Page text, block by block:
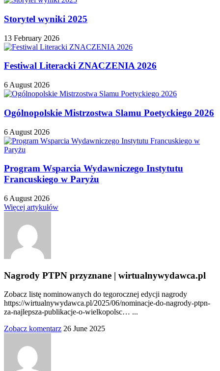
Storytel wyniki 2025
13 February 2026
Festiwal Literacki ZNACZENIA 2026
6 August 2026
Ogólnopolskie Mistrzostwa Slamu Poetyckiego 2026
6 August 2026
Program Wsparcia Wydawniczego Instytutu
Francuskiego w Paryżu
6 August 2026
Więcej artykułów
Nagrody PTPN przyznane | wirtualnywydawca.pl
Zobacz listę nominowanych do tegorocznej edycji nagrody
https://wirtualnywydawca.pl/2025/06/nominacje-do-nagrody-ptpn-
za-najlepsza-publikacje-o-wielkopolsc… ...
Zobacz komentarz 26 June 2025